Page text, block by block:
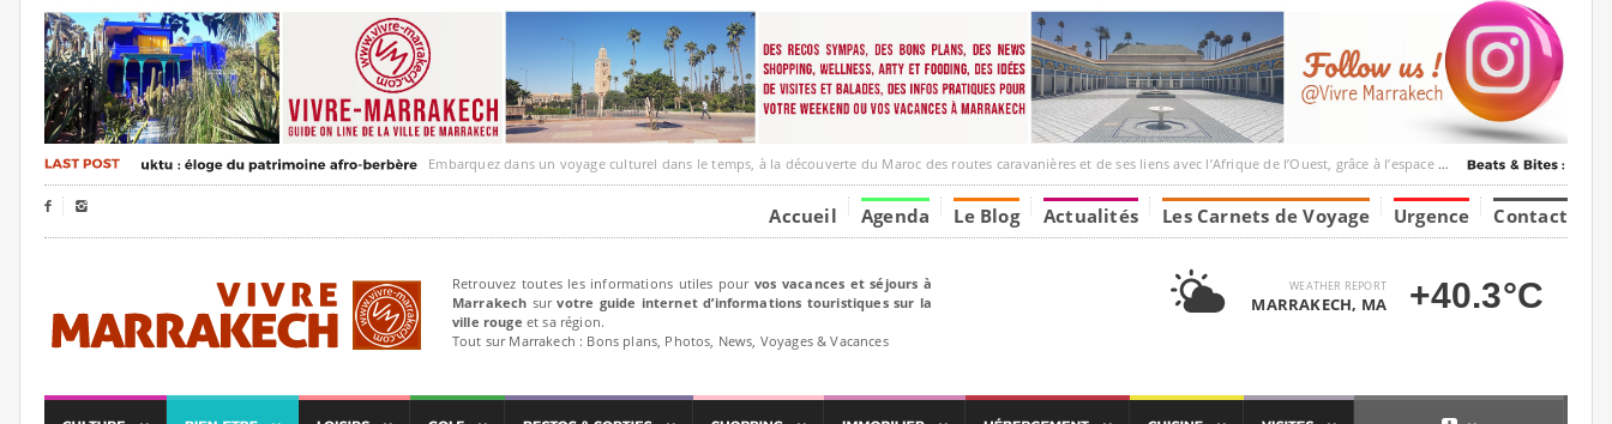
Embarquez dans un voyage culturel dans le temps, à la découverte du Maroc des routes caravanières et de ses liens avec l’Afrique de l’Ouest, grâce à l’espace Marrakesh-Tumbuktu.
  Accueil Agenda Le Blog Actualités Les Carnets de Voyage Urgence Contact
Retrouvez toutes les informations utiles pour vos vacances et séjours à
Marrakech survotre guide internet d’informations touristiques sur la
ville rouge et sa région.
Tout sur Marrakech : Bons plans, Photos, News, Voyages & Vacances
WEATHER REPORT
MARRAKECH, MA +40.3°C